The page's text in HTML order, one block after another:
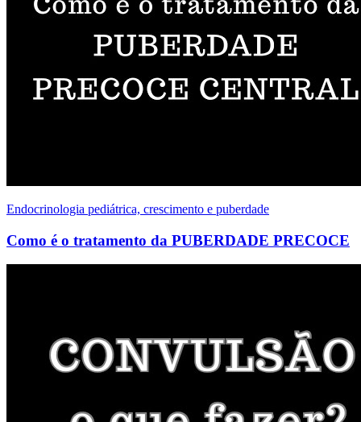
Endocrinologia pediátrica, crescimento e puberdade
Como é o tratamento da PUBERDADE PRECOCE